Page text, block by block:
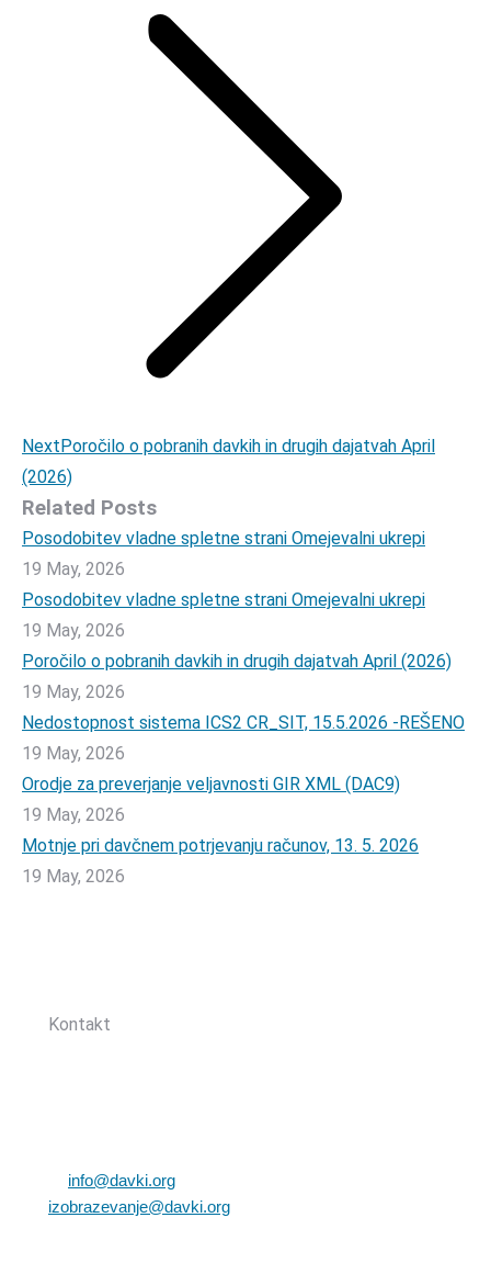
NextNext
post:
Poročilo o pobranih davkih in drugih dajatvah April
(2026)
Related Posts
Posodobitev vladne spletne strani Omejevalni ukrepi
19 May, 2026
Posodobitev vladne spletne strani Omejevalni ukrepi
19 May, 2026
Poročilo o pobranih davkih in drugih dajatvah April (2026)
19 May, 2026
Nedostopnost sistema ICS2 CR_SIT, 15.5.2026 -REŠENO
19 May, 2026
Orodje za preverjanje veljavnosti GIR XML (DAC9)
19 May, 2026
Motnje pri davčnem potrjevanju računov, 13. 5. 2026
19 May, 2026
Kontakt
info@davki.org
izobrazevanje@davki.org